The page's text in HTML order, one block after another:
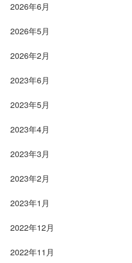
2026年6月
2026年5月
2026年2月
2023年6月
2023年5月
2023年4月
2023年3月
2023年2月
2023年1月
2022年12月
2022年11月